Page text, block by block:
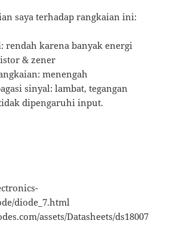
saya terhadap rangkaian ini:
rendah karena banyak energi
& zener
menengah
sinyal: lambat, tegangan
dipengaruhi input.
diode_7.html
assets/Datasheets/ds18007